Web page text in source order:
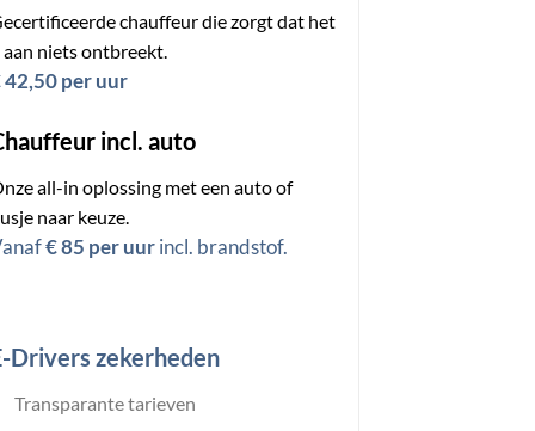
chauffeur die zorgt dat het
aan niets ontbreekt.
42,50 per uur
incl. auto
all-in oplossing met een auto of
naar keuze.
€ 85 per uurincl. brandstof.
Drivers zekerheden
Transparante tarieven